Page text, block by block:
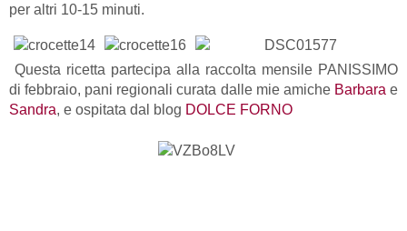
per altri 10-15 minuti.
Questa ricetta partecipa alla raccolta mensile PANISSIMO
di febbraio, pani regionali curata dalle mie amiche Barbara e
Sandra, e ospitata dal blog DOLCE FORNO